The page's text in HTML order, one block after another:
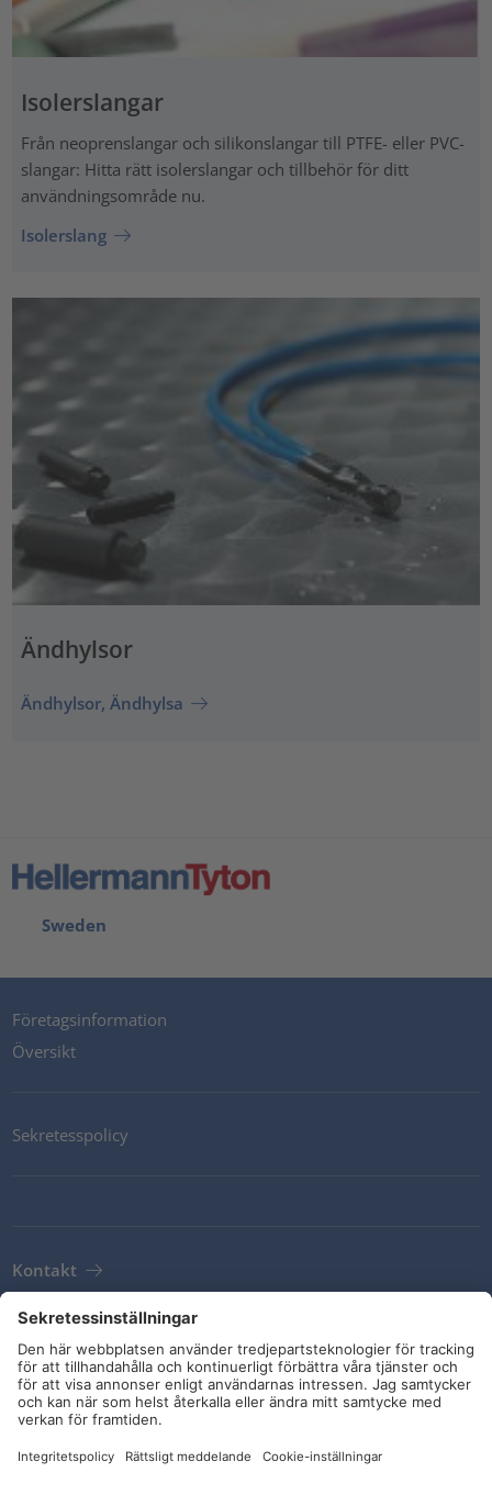
Isolerslangar
Från neoprenslangar och silikonslangar till PTFE- eller PVC-
slangar: Hitta rätt isolerslangar och tillbehör för ditt
användningsområde nu.
Isolerslang
Ändhylsor
Ändhylsor, Ändhylsa
Sweden
Företagsinformation
Översikt
Sekretesspolicy
Kontakt
Leveransvillkor
Riktlinjer och åtaganden
Sociala medier